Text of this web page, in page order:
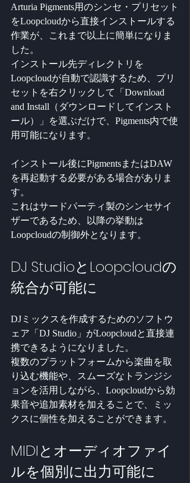
Arturia Pigments用のシンセ・プリセット
をLoopcloudから直接インストールする
作業が、これまで以上に簡単になりま
した。
インストール先ディレクトリを
Loopcloudが自動で認識するため、プリ
セットを右クリックして「Download
and Install（ダウンロードしてインスト
ール）」を選ぶだけで、Pigments内で使
用可能になります。
インストール後にPigmentsまたはDAW
を再起動する必要がある場合がありま
す。
これはサードパーティ製のシンセサイ
ザーであるため、以降の挙動は
Loopcloudの制御外となります。
DJ StudioとLoopcloudの
統合が可能に
DJミックスを作成するためのソフトウ
ェア「DJ Studio」がLoopcloudと直接連
携できるようになりました。
複数のプラットフォームから楽曲を取
り込む機能や、スムーズなトランジシ
ョンを活用しながら、Loopcloudから効
果音や追加素材を加えることで、ミッ
クスに個性を加えることができます。
MIDIとオーディオファイ
ルを個別に出力可能に